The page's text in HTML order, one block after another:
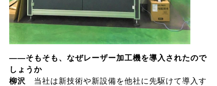
――そもそも、なぜレーザー加工機を導入されたので
しょうか
柳沢 当社は新技術や新設備を他社に先駆けて導入す